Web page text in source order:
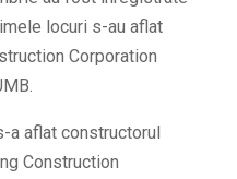
locuri s-au aflat
Corporation
a aflat constructorul
Construction